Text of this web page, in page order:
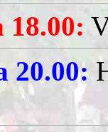
18.00:
20.00: